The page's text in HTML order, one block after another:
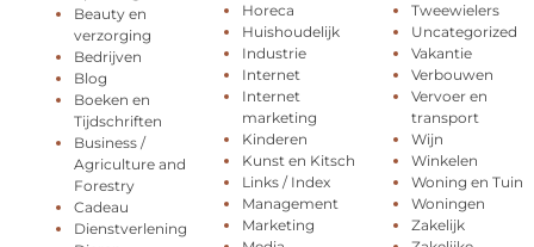
Beauty en
verzorging
Bedrijven
Blog
Boeken en
Tijdschriften
Business /
Agriculture and
Forestry
Cadeau
Dienstverlening
Horeca
Huishoudelijk
Industrie
Internet
Internet
marketing
Kinderen
Kunst en Kitsch
Links / Index
Management
Marketing
Tweewielers
Uncategorized
Vakantie
Verbouwen
Vervoer en
transport
Wijn
Winkelen
Woning en Tuin
Woningen
Zakelijk